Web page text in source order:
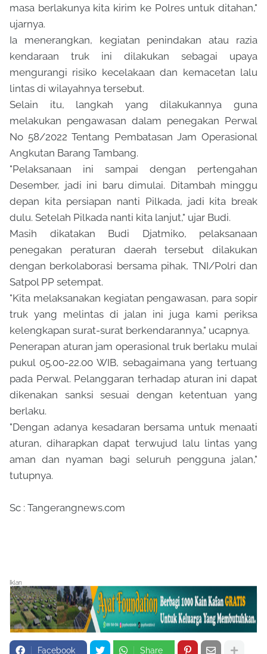
masa berlakunya kita kirim ke Polres untuk ditahan,"
ujarnya.
Ia menerangkan, kegiatan penindakan atau razia
kendaraan truk ini dilakukan sebagai upaya
mengurangi risiko kecelakaan dan kemacetan lalu
lintas di wilayahnya tersebut.
Selain itu, langkah yang dilakukannya guna
melakukan pengawasan dalam penegakan Perwal
No 58/2022 Tentang Pembatasan Jam Operasional
Angkutan Barang Tambang.
"Pelaksanaan ini sampai dengan pertengahan
Desember, jadi ini baru dimulai. Ditambah minggu
depan kita persiapan nanti Pilkada, jadi kita break
dulu. Setelah Pilkada nanti kita lanjut," ujar Budi.
Masih dikatakan Budi Djatmiko, pelaksanaan
penegakan peraturan daerah tersebut dilakukan
dengan berkolaborasi bersama pihak, TNI/Polri dan
Satpol PP setempat.
"Kita melaksanakan kegiatan pengawasan, para sopir
truk yang melintas di jalan ini juga kami periksa
kelengkapan surat-surat berkendarannya," ucapnya.
Penerapan aturan jam operasional truk berlaku mulai
pukul 05.00-22.00 WIB, sebagaimana yang tertuang
pada Perwal. Pelanggaran terhadap aturan ini dapat
dikenakan sanksi sesuai dengan ketentuan yang
berlaku.
"Dengan adanya kesadaran bersama untuk menaati
aturan, diharapkan dapat terwujud lalu lintas yang
aman dan nyaman bagi seluruh pengguna jalan,"
tutupnya.
Sc : Tangerangnews.com
Iklan
Facebook Share